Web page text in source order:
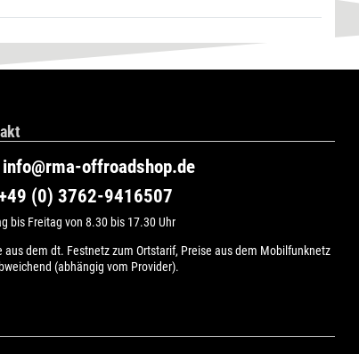
info@rma-offroadshop.de
(0) 3762-9416507
bis Freitag von 8.30 bis 17.30 Uhr
aus dem dt. Festnetz zum Ortstarif, Preise aus dem Mobilfunknetz
(abhängig vom Provider).